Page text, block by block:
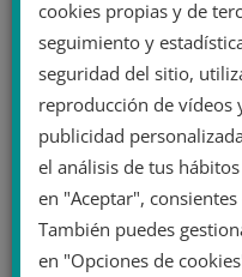
cookies propias y de
seguimiento y
seguridad del sitio,
reproducción de vídeos
publicidad
el análisis de tus
en "Aceptar",
También puedes
en "Opciones de